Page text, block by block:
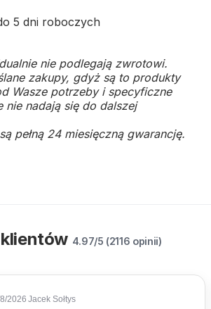
5 dni roboczych
nie podlegają zwrotowi.
zakupy, gdyż są to produkty
Wasze potrzeby i specyficzne
nie nadają się do dalszej
pełną 24 miesięczną gwarancję.
4.97/5 (2116 opinii)